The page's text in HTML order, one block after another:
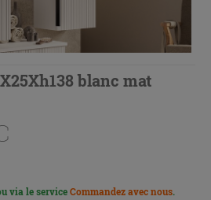
blanc mat
via le serviceCommandez avec nous.